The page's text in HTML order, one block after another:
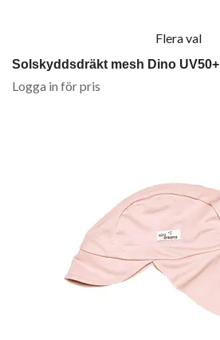
Flera val
Solskyddsdräkt mesh Dino UV50+
Logga in för pris